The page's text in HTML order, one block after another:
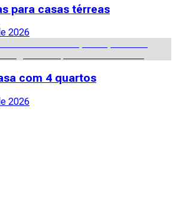
para casas térreas
2026
com 4 quartos
2026